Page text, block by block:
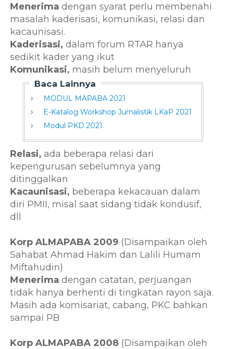
Menerima dengan syarat perlu membenahi
masalah kaderisasi, komunikasi, relasi dan
kacaunisasi.
Kaderisasi, dalam forum RTAR hanya
sedikit kader yang ikut
Komunikasi, masih belum menyeluruh
Baca Lainnya
MODUL MAPABA 2021
E-Katalog Workshop Jurnalistik LKaP 2021
Modul PKD 2021
Relasi, ada beberapa relasi dari
kepengurusan sebelumnya yang
ditinggalkan
Kacaunisasi, beberapa kekacauan dalam
diri PMII, misal saat sidang tidak kondusif,
dll
Korp ALMAPABA 2009 (Disampaikan oleh
Sahabat Ahmad Hakim dan Lalili Humam
Miftahudin)
Menerima dengan catatan, perjuangan
tidak hanya berhenti di tingkatan rayon saja.
Masih ada komisariat, cabang, PKC bahkan
sampai PB
Korp ALMAPABA 2008 (Disampaikan oleh